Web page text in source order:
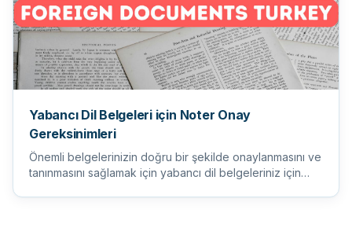
Yabancı Dil Belgeleri için Noter Onay
Gereksinimleri
Önemli belgelerinizin doğru bir şekilde onaylanmasını ve
tanınmasını sağlamak için yabancı dil belgeleriniz için